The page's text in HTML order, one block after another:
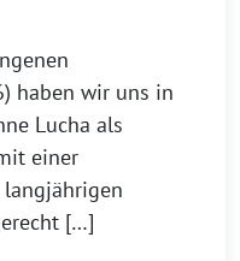
haben wir uns in
Lucha als
einer
[…]